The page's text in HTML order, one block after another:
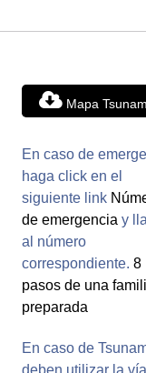
Mapa
En caso de
haga click en el
siguiente link
de emergencia y
al número
correspondiente. 8
pasos de una
preparada
En caso de
deben utilizar la